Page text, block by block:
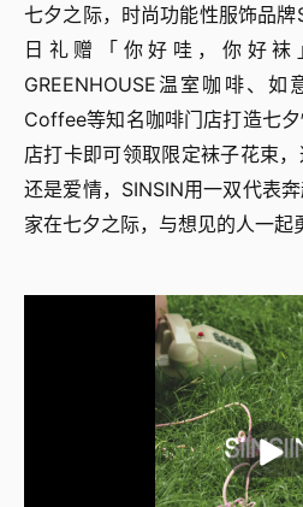
七夕之际，时尚功能性服饰品
日礼赠「你好哇，你好
GREENHOUSE温室咖啡、
Coffee等知名咖啡门店打造七
店打卡即可领取限定袜子花束
还是爱情，SINSIN用一双代表
家在七夕之际，与想见的人一起